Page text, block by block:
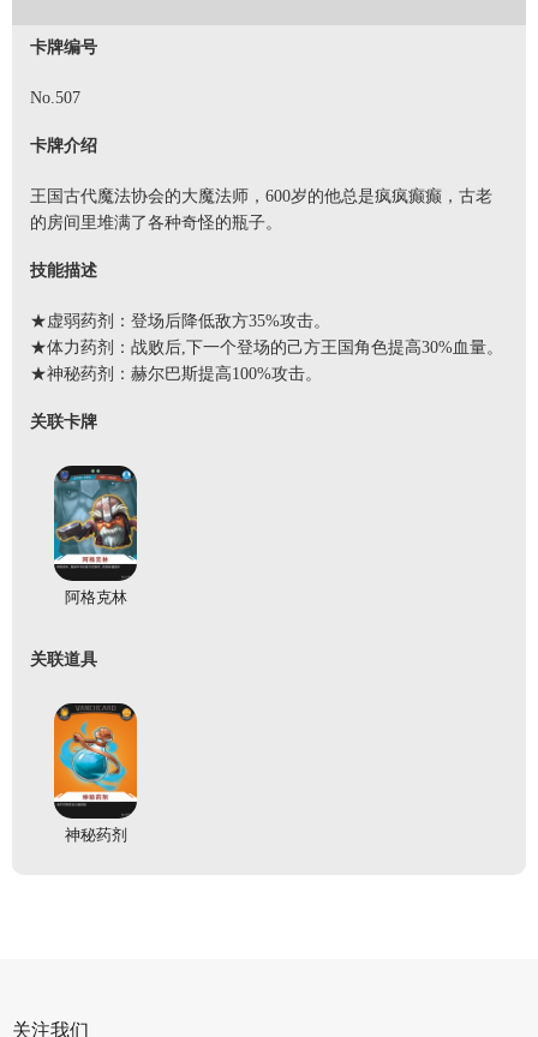
卡牌编号
No.507
卡牌介绍
王国古代魔法协会的大魔法师，600岁的他总是疯疯癫癫，古老
的房间里堆满了各种奇怪的瓶子。
技能描述
★虚弱药剂：登场后降低敌方35%攻击。
★体力药剂：战败后,下一个登场的己方王国角色提高30%血量。
★神秘药剂：赫尔巴斯提高100%攻击。
关联卡牌
阿格克林
关联道具
神秘药剂
关注我们